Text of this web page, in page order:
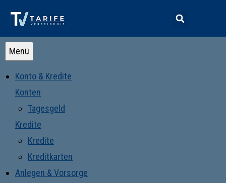
Menü
Konto & Kredite
Konten
Tagesgeld
Kredite
Kredite
Kreditkarten
Anlegen & Vorsorge